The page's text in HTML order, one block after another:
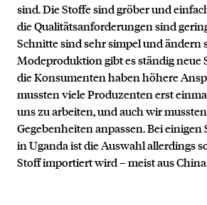
sind. Die Stoffe sind gröber und
die Qualitätsanforderungen sind
Schnitte sind sehr simpel und ändern
Modeproduktion gibt es ständig neue
die Konsumenten haben höhere
mussten viele Produzenten erst
uns zu arbeiten, und auch wir
Gegebenheiten anpassen. Bei
in Uganda ist die Auswahl allerdings
Stoff importiert wird – meist aus